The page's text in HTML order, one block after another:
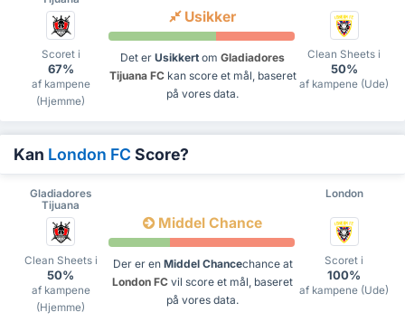
Scoret i
67%
af kampene
(Hjemme)
Usikker
Det er Usikkert om Gladiadores
Tijuana FCkan score et mål, baseret
på vores data.
Clean Sheets i
50%
af kampene (Ude)
Kan London FC Score?
Gladiadores
Tijuana
London
Clean Sheets i
50%
af kampene
(Hjemme)
Middel Chance
Der er en Middel Chancechance at
London FC vil score et mål, baseret
på vores data.
Scoret i
100%
af kampene (Ude)